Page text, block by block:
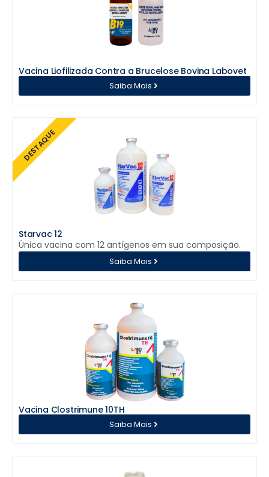
Saiba Mais
Vacina Liofilizada Contra a Brucelose Bovina Labovet
DESTAQUE
Saiba Mais
Starvac 12
Única vacina com 12 antígenos em sua composição.
Saiba Mais
Vacina Clostrimune 10TH